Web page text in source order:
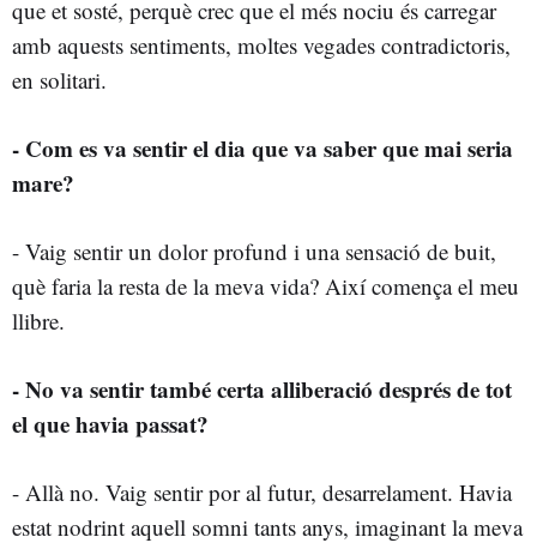
que et sosté, perquè crec que el més nociu és carregar
amb aquests sentiments, moltes vegades contradictoris,
en solitari.
- Com es va sentir el dia que va saber que mai seria
mare?
- Vaig sentir un dolor profund i una sensació de buit,
què faria la resta de la meva vida? Així comença el meu
llibre.
- No va sentir també certa alliberació després de tot
el que havia passat?
- Allà no. Vaig sentir por al futur, desarrelament. Havia
estat nodrint aquell somni tants anys, imaginant la meva